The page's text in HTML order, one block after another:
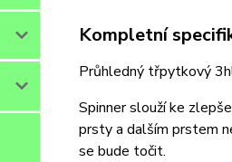
Kompletní
Průhledný třpytkový
Spinner slouží ke
prsty a dalším prstem
se bude točit.